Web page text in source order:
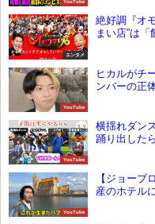
YouTube
エンタメ
絶好調『オ
まい店”は
YouTube
ヒカルがチ
ンバーの正
YouTube
横揺れダン
踊り出した
YouTube
【ジョーブ
産のホテル